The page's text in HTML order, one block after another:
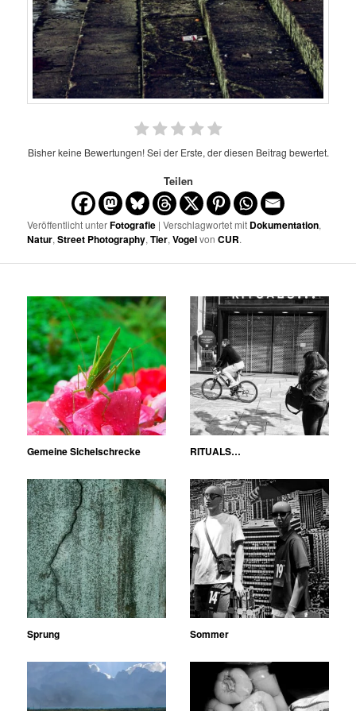
Bisher keine Bewertungen! Sei der Erste, der diesen Beitrag bewertet.
Teilen
Veröffentlicht unterFotografie | Verschlagwortet mit Dokumentation,
Natur,Street Photography,Tier,VogelvonCUR.
Gemeine Sichelschrecke RITUALS…
Sprung Sommer